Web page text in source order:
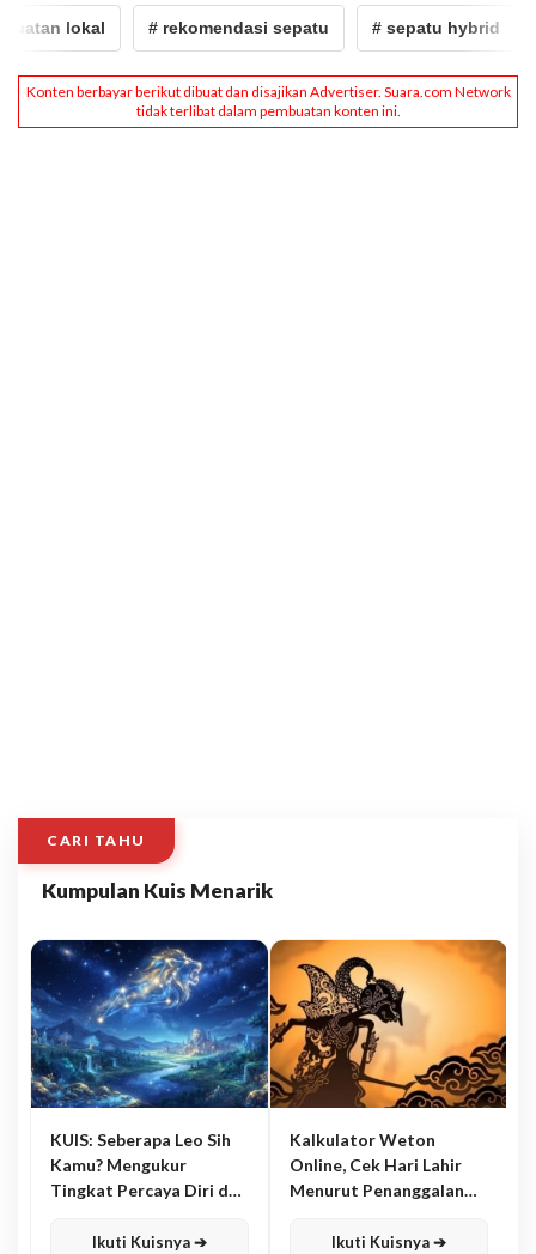
lokal # rekomendasi sepatu # sepatu hybrid
CARI TAHU
Kumpulan Kuis Menarik
KUIS: Seberapa Leo Sih
Kamu? Mengukur
Tingkat Percaya Diri dan
Ikuti Kuisnya ➔
Kalkulator Weton
Online, Cek Hari Lahir
Menurut Penanggalan
Ikuti Kuisnya ➔